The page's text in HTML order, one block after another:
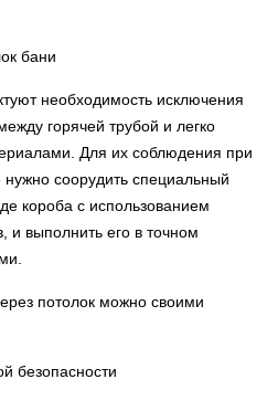
бани
необходимость исключения
горячей трубой и легко
Для их соблюдения при
соорудить специальный
короба с использованием
и выполнить его в точном
потолок можно своими
безопасности